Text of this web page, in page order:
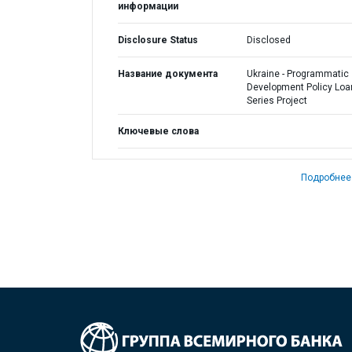
информации
Disclosure Status Disclosed
Название документа
Ukraine - Programmatic
Development Policy
Series Project
Ключевые слова
Подробнее